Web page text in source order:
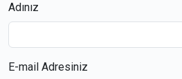
Adınız
E-mail Adresiniz